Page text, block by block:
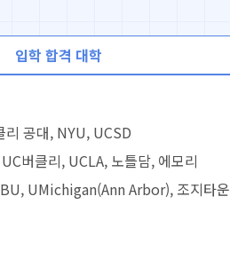
입학 합격 대학
공대, NYU, UCSD
버클리, UCLA, 노틀담, 에모리
UMichigan(Ann Arbor), 조지타운